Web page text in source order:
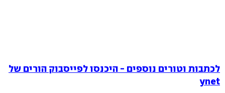
לכתבות וטורים נוספים - היכנסו לפייסבוק הורים של
ynet